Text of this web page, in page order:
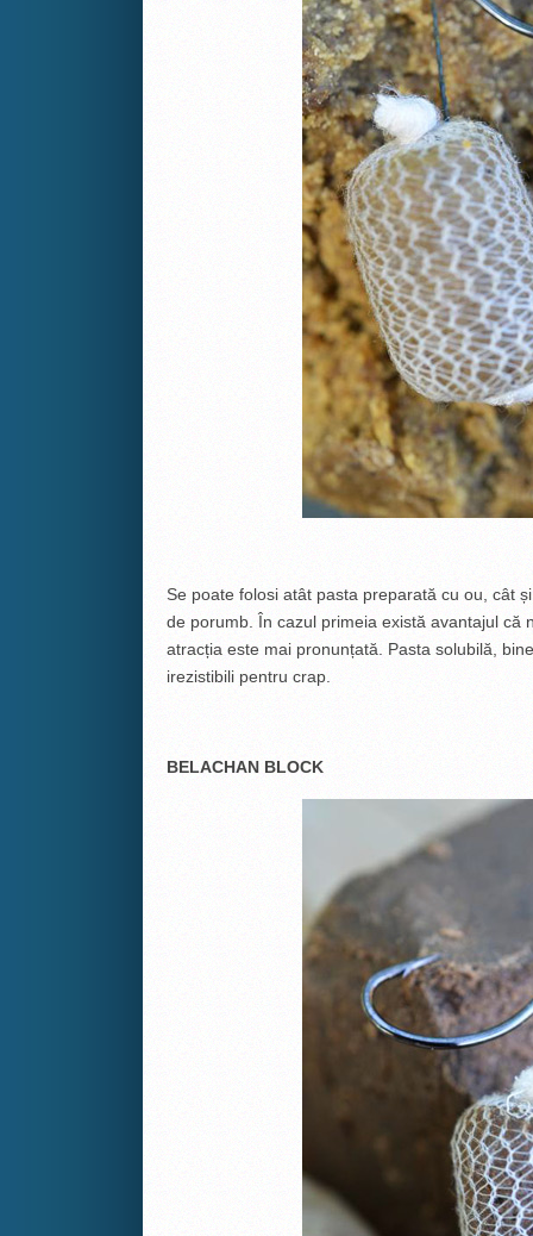
Se poate folosi atât pasta preparată cu ou, cât
de porumb. În cazul primeia există avantajul că
atracția este mai pronunțată. Pasta solubilă,
irezistibili pentru crap.
BELACHAN BLOCK